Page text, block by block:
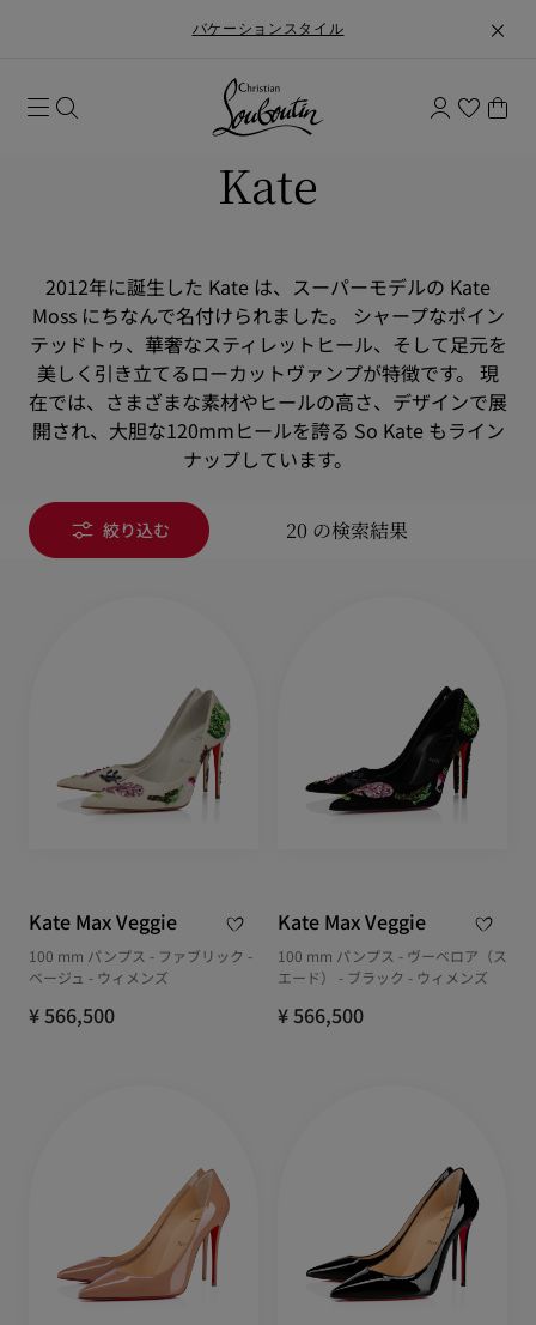
バケーションスタイル
Kate
2012年に誕生した Kate は、スーパーモデルの Kate
Moss にちなんで名付けられました。 シャープなポイン
テッドトゥ、華奢なスティレットヒール、そして足元を
美しく引き立てるローカットヴァンプが特徴です。 現
在では、さまざまな素材やヒールの高さ、デザインで展
開され、大胆な120mmヒールを誇る So Kate もライン
ナップしています。
絞り込む 20 の検索結果
Kate Max Veggie
100 mm パンプス - ファブリック -
ベージュ - ウィメンズ
¥ 566,500
Kate Max Veggie
100 mm パンプス - ヴーベロア（ス
エード） - ブラック - ウィメンズ
¥ 566,500